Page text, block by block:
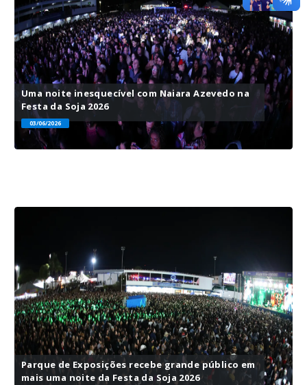
Uma noite inesquecível com Naiara Azevedo na
Festa da Soja 2026
03/06/2026
Parque de Exposições recebe grande público em
mais uma noite da Festa da Soja 2026